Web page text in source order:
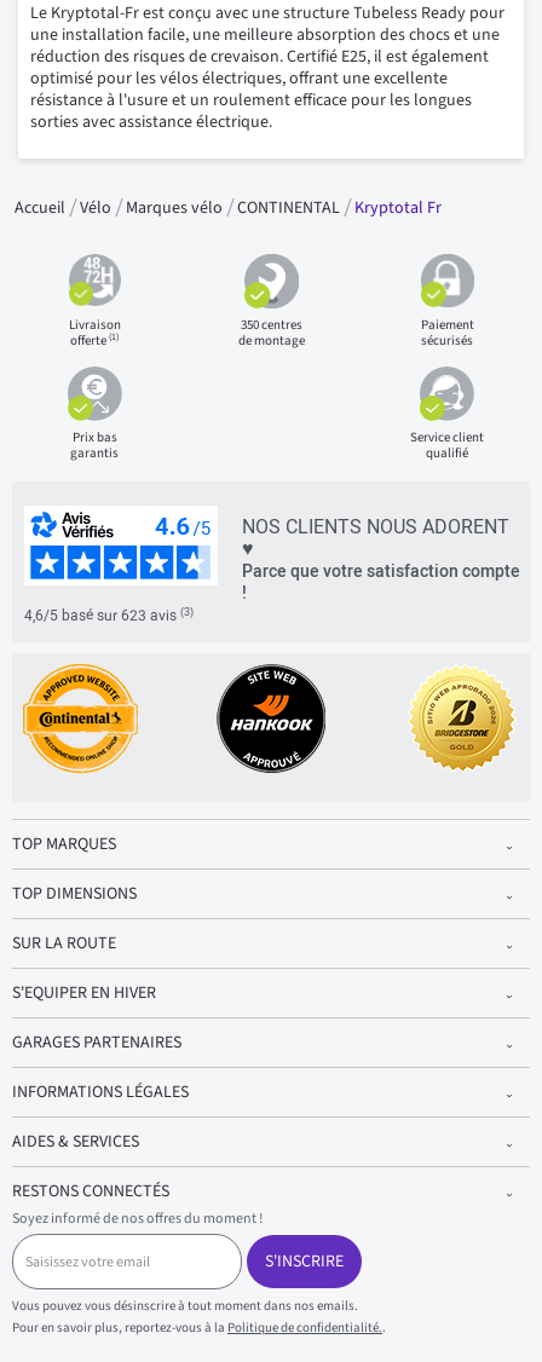
Le Kryptotal-Fr est conçu avec une structure Tubeless Ready pour
une installation facile, une meilleure absorption des chocs et une
réduction des risques de crevaison. Certifié E25, il est également
optimisé pour les vélos électriques, offrant une excellente
résistance à l'usure et un roulement efficace pour les longues
sorties avec assistance électrique.
Accueil Vélo Marques vélo CONTINENTAL Kryptotal Fr
Livraison
offerte(1)
350 centres
de montage
Paiement
sécurisés
Prix bas
garantis
Service client
qualifié
NOS CLIENTS NOUS ADORENT
♥
Parce que votre satisfaction compte
!
4,6/5 basé sur 623 avis (3)
TOP MARQUES
TOP DIMENSIONS
SUR LA ROUTE
S'EQUIPER EN HIVER
GARAGES PARTENAIRES
INFORMATIONS LÉGALES
AIDES & SERVICES
RESTONS CONNECTÉS
Soyez informé de nos offres du moment !
S
a
i
s
i
s
S'INSCRIRE
Vous pouvez vous désinscrire à tout moment dans nos emails.
Pour en savoir plus, reportez-vous à la Politique de confidentialité..